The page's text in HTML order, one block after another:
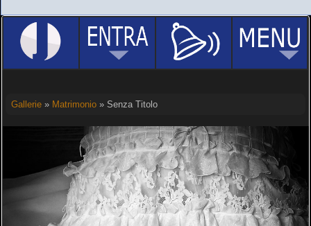
Gallerie» Matrimonio» Senza Titolo